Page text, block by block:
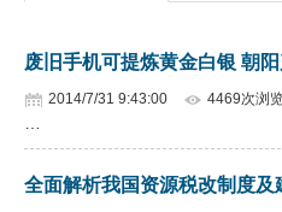
稀有稀土
科技
废旧手机可提炼黄金白银 朝
2014/7/31 9:43:00 4469次浏
全面解析我国资源税改制度及